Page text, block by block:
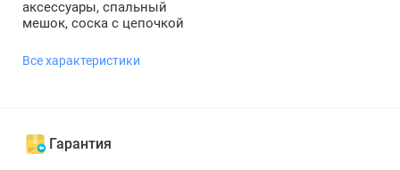
аксессуары, спальный
мешок, соска с цепочкой
Все характеристики
Гарантия